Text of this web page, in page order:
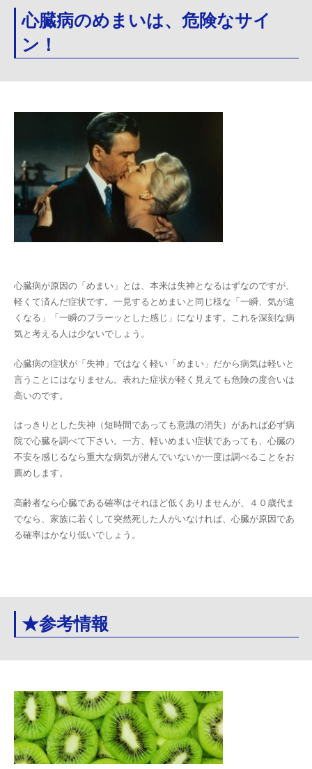
心臓病のめまいは、危険なサイ
ン！
心臓病が原因の「めまい」とは、本来は失神となるはずなのですが、
軽くて済んだ症状です。一見するとめまいと同じ様な「一瞬、気が遠
くなる」「一瞬のフラーッとした感じ」になります。これを深刻な病
気と考える人は少ないでしょう。
心臓病の症状が「失神」ではなく軽い「めまい」だから病気は軽いと
言うことにはなりません。表れた症状が軽く見えても危険の度合いは
高いのです。
はっきりとした失神（短時間であっても意識の消失）があれば必ず病
院で心臓を調べて下さい。一方、軽いめまい症状であっても、心臓の
不安を感じるなら重大な病気が潜んでいないか一度は調べることをお
薦めします。
高齢者なら心臓である確率はそれほど低くありませんが、４０歳代ま
でなら、家族に若くして突然死した人がいなければ、心臓が原因であ
る確率はかなり低いでしょう。
★参考情報